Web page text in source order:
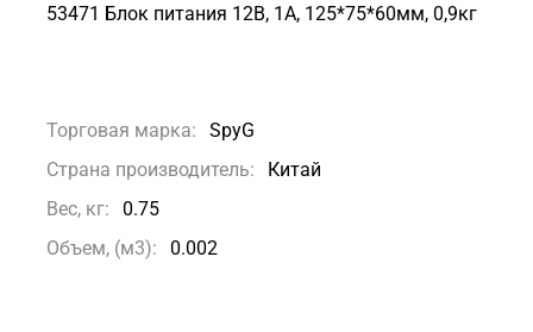
53471 Блок питания 12В, 1А, 125*75*60мм, 0,9кг
Торговая марка:
SpyG
Страна производитель:
Китай
Вес, кг:
0.75
Объем, (м3):
0.002